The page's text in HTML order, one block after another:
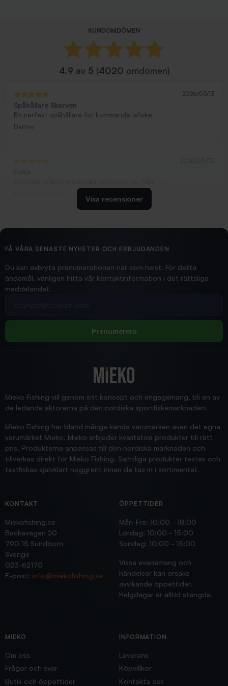
KUNDOMDÖMEN
4.9 av 5 (4020 omdömen)
2026/03/13
Spåhållare Skarven
En perfekt spåhållare för kommande isfiske.
Danne
2026/02/19
Hittade exakt vad jag behövde. Snabb och bra...
Jensa
Visa recensioner
FÅ VÅRA SENASTE NYHETER OCH ERBJUDANDEN
Du kan avbryta prenumerationen när som helst. För detta
ändamål, vänligen hitta vår kontaktinformation i det rättsliga
meddelandet.
Prenumerera
Mieko Fishing vill genom sitt koncept och engagemang, bli en av
de ledande aktörerna på den nordiska sportfiskemarknaden.
Mieko Fishing har bland många kända varumärken även det egna
varumärket Mieko. Mieko erbjuder kvalitativa produkter till rätt
pris. Produkterna anpassas till den nordiska marknaden och
tillverkas direkt för Mieko Fishing. Samtliga produkter testas och
testfiskas självklart noggrant innan de tas in i sortimentet.
KONTAKT
Miekofishing.se
Backavägen 20
790 15 Sundborn
Sverige
023-62170
E-post: info@miekofishing.se
ÖPPETTIDER
Mån-Fre: 10:00 - 18:00
Lördag: 10:00 - 15:00
Söndag: 10:00 - 15:00
Vissa evenemang och
händelser kan orsaka
avvikande öppettider.
Helgdagar är alltid stängda.
MIEKO
Om oss
Frågor och svar
Butik och öppettider
INFORMATION
Leverans
Köpvillkor
Kontakta oss